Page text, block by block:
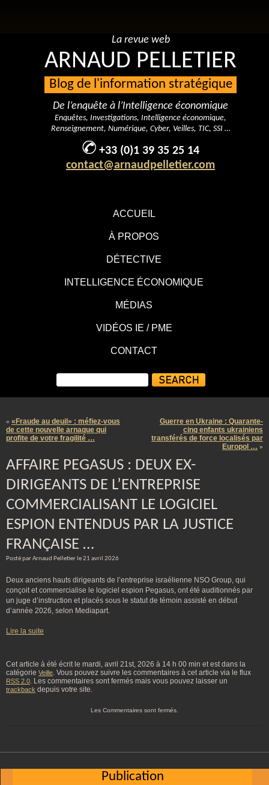
ACCUEIL
À PROPOS
DÉTECTIVE
INTELLIGENCE ÉCONOMIQUE
MÉDIAS
VIDÉOS IE / PME
CONTACT
La revue web
ARNAUD PELLETIER
Blog de l'information stratégique
De l’enquête à l’Intelligence économique
Enquêtes, Investigations, Intelligence économique,
Renseignement, Numérique, Cyber, Veilles, TIC, SSI …
+33 (0)1 39 35 25 14
contact@arnaudpelletier.com
« «Fraude au deuil» : méfiez-vous
de cette nouvelle arnaque qui
profite de votre fragilité …
Guerre en Ukraine : Quarante-
cinq enfants ukrainiens
transférés de force localisés par
Europol … »
AFFAIRE PEGASUS : DEUX EX-
DIRIGEANTS DE L’ENTREPRISE
COMMERCIALISANT LE LOGICIEL
ESPION ENTENDUS PAR LA JUSTICE
FRANÇAISE …
Posté par Arnaud Pelletier le 21 avril 2026
Deux anciens hauts dirigeants de l’entreprise israélienne NSO Group, qui
conçoit et commercialise le logiciel espion Pegasus, ont été auditionnés par
un juge d’instruction et placés sous le statut de témoin assisté en début
d’année 2026, selon Mediapart.
Lire la suite
Cet article à été écrit le mardi, avril 21st, 2026 à 14 h 00 min et est dans la
catégorie Veille. Vous pouvez suivre les commentaires à cet article via le flux
RSS 2.0. Les commentaires sont fermés mais vous pouvez laisser un
trackback depuis votre site.
Les Commentaires sont fermés.
Publication